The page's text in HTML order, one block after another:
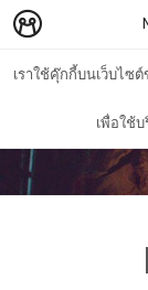
เราใช้คุ๊กกี้บนเว็บไซ
เพื่อใช้